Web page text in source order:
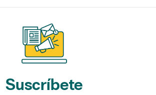
Suscríbete
boletines